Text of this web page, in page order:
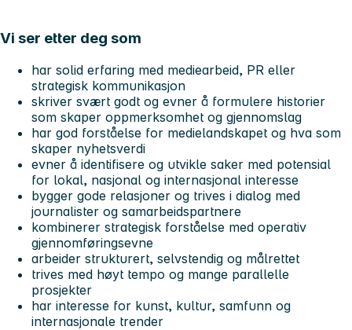
Vi ser etter deg som
har solid erfaring med mediearbeid, PR eller
strategisk kommunikasjon
skriver svært godt og evner å formulere historier
som skaper oppmerksomhet og gjennomslag
har god forståelse for medielandskapet og hva som
skaper nyhetsverdi
evner å identifisere og utvikle saker med potensial
for lokal, nasjonal og internasjonal interesse
bygger gode relasjoner og trives i dialog med
journalister og samarbeidspartnere
kombinerer strategisk forståelse med operativ
gjennomføringsevne
arbeider strukturert, selvstendig og målrettet
trives med høyt tempo og mange parallelle
prosjekter
har interesse for kunst, kultur, samfunn og
internasjonale trender